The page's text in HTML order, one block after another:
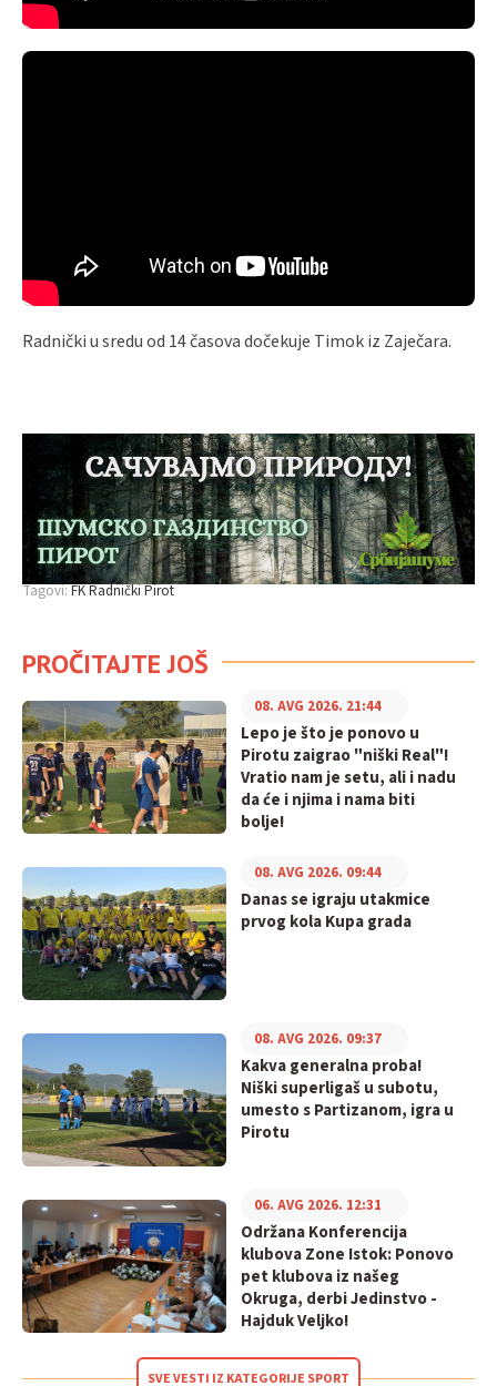
Radnički u sredu od 14 časova dočekuje Timok iz Zaječara.
Tagovi:FK Radnički Pirot
PROČITAJTE JOŠ
Lepo je što je ponovo u
Pirotu zaigrao "niški Real"!
Vratio nam je setu, ali i nadu
da će i njima i nama biti
bolje!
08. AVG 2026. 21:44
Danas se igraju utakmice
prvog kola Kupa grada
08. AVG 2026. 09:44
Kakva generalna proba!
Niški superligaš u subotu,
umesto s Partizanom, igra u
Pirotu
08. AVG 2026. 09:37
Održana Konferencija
klubova Zone Istok: Ponovo
pet klubova iz našeg
Okruga, derbi Jedinstvo -
Hajduk Veljko!
06. AVG 2026. 12:31
SVE VESTI IZ KATEGORIJE SPORT